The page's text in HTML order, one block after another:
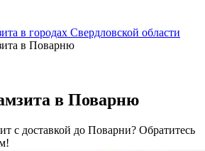
в городах Свердловской области
в Поварню
в Поварню
с доставкой до Поварни? Обратитесь